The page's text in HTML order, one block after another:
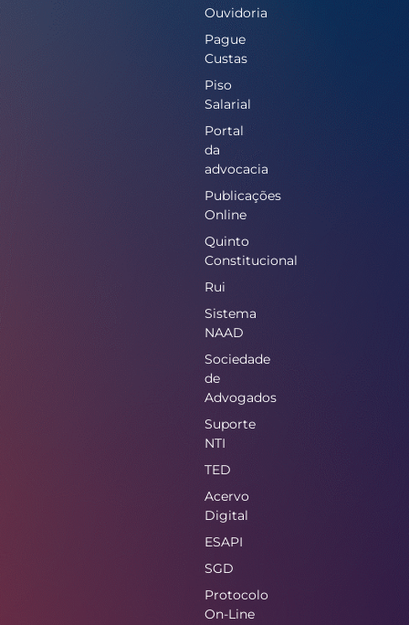
Ouvidoria
Pague
Custas
Piso
Salarial
Portal
da
advocacia
Publicações
Online
Quinto
Constitucional
Rui
Sistema
NAAD
Sociedade
de
Advogados
Suporte
NTI
TED
Acervo
Digital
ESAPI
SGD
Protocolo
On-Line